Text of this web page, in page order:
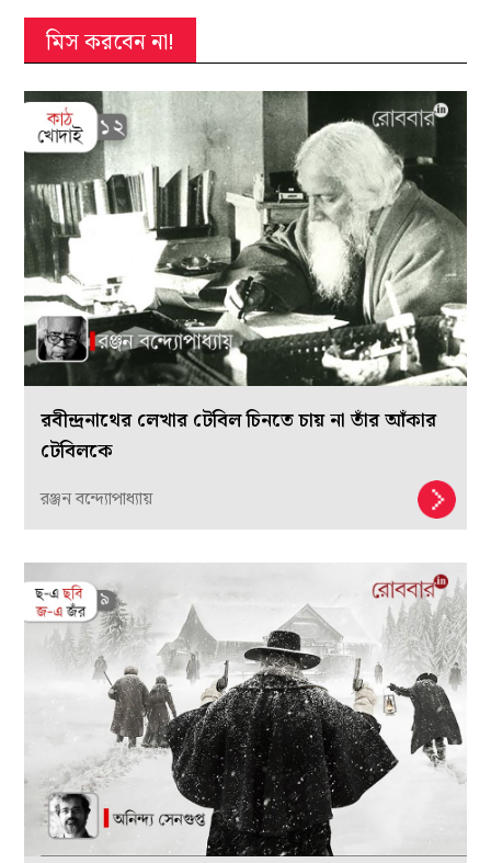
মিস করবেন না!
রবীন্দ্রনাথের লেখার টেবিল চিনতে চায় না তাঁর আঁকার
টেবিলকে
রঞ্জন বন্দ্যোপাধ্যায়